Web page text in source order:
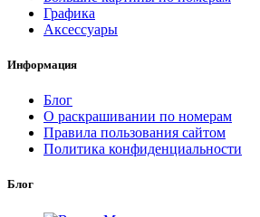
Графика
Аксессуары
Информация
Блог
О раскрашивании по номерам
Правила пользования сайтом
Политика конфиденциальности
Блог